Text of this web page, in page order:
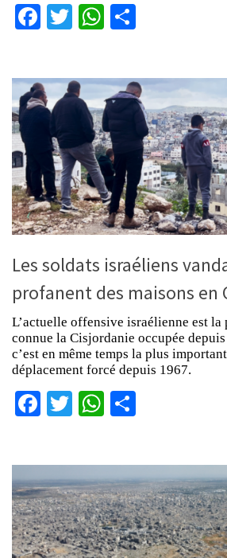
Facebook
TwitterWhatsApp
Les soldats israéliens
profanent des maisons en
L’actuelle offensive israélienne est la
connue la Cisjordanie occupée
c’est en même temps la plus
déplacement forcé depuis 1967.
Facebook
TwitterWhatsApp